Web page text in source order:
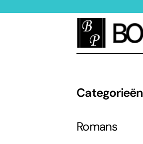
Categorieën
Romans